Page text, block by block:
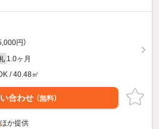
円）
1.0ヶ月
/ 40.48㎡
合わせ （無料）
ほか提供